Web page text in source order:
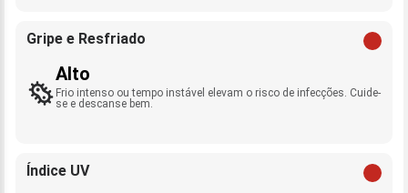
Gripe e Resfriado
Alto
Frio intenso ou tempo instável elevam o risco de infecções. Cuide-
se e descanse bem.
Índice UV